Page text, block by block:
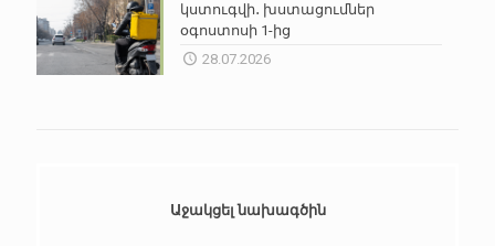
կստուգվի․ խստացումներ
օգոստոսի 1-ից
28.07.2026
Աջակցել նախագծին